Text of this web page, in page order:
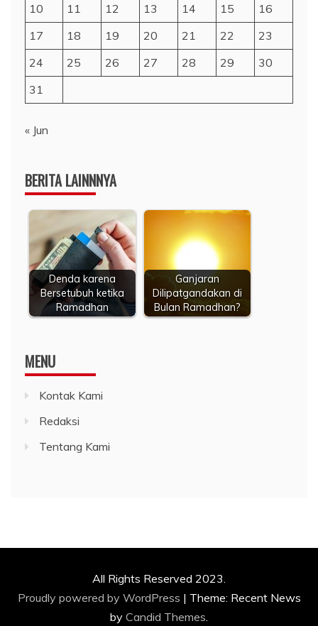
10
11 12 13 14 15
16
17
18 19 20 21 22
23
24
25 26 27 28 29
30
31
« Jun
BERITA LAINNNYA
Denda karena
Bersetubuh ketika
Ramadhan
Ganjaran
Dilipatgandakan di
Bulan Ramadhan?
MENU
Kontak Kami
Redaksi
Tentang Kami
All Rights Reserved 2023.
Proudly powered by WordPress | Theme: Recent News
by Candid Themes